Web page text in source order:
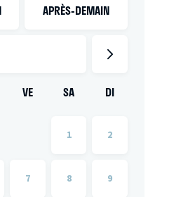
APRÈS-DEMAIN
VE SA DI
1 2
7 8 9